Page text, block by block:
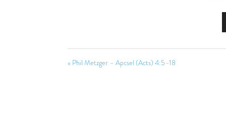
« Phil Metzger – Apcsel (Acts) 4:5–18